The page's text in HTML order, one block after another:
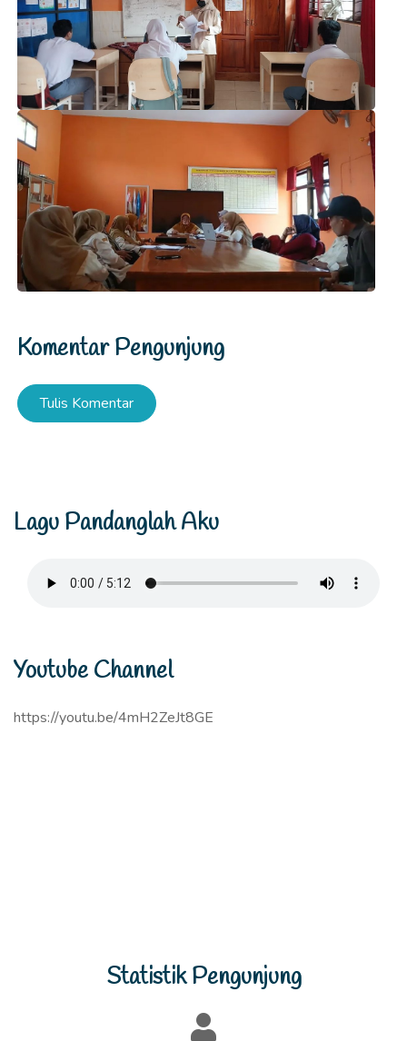
Komentar Pengunjung
Tulis Komentar
Lagu Pandanglah Aku
Youtube Channel
https://youtu.be/4mH2ZeJt8GE
Statistik Pengunjung